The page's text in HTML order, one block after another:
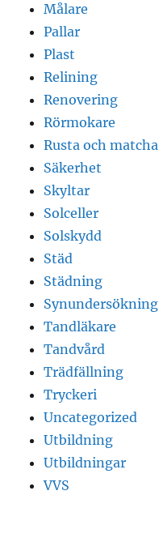
Målare
Pallar
Plast
Relining
Renovering
Rörmokare
Rusta och matcha
Säkerhet
Skyltar
Solceller
Solskydd
Städ
Städning
Synundersökning
Tandläkare
Tandvård
Trädfällning
Tryckeri
Uncategorized
Utbildning
Utbildningar
VVS